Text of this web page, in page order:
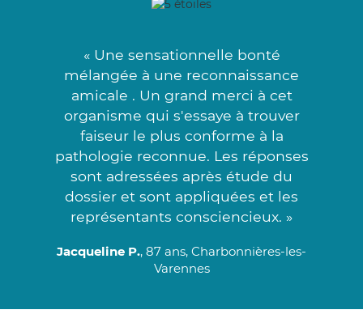
« Une sensationnelle bonté
mélangée à une reconnaissance
amicale . Un grand merci à cet
organisme qui s'essaye à trouver
faiseur le plus conforme à la
pathologie reconnue. Les réponses
sont adressées après étude du
dossier et sont appliquées et les
représentants consciencieux. »
Jacqueline P., 87 ans, Charbonnières-les-
Varennes